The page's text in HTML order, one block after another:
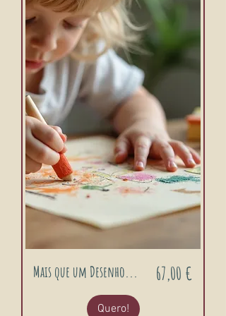
Mais que um Desenho... Preço
67,00 €
Quero!